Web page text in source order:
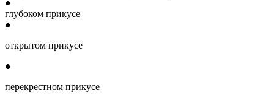
●
глубоком прикусе
●
открытом прикусе
●
перекрестном прикусе